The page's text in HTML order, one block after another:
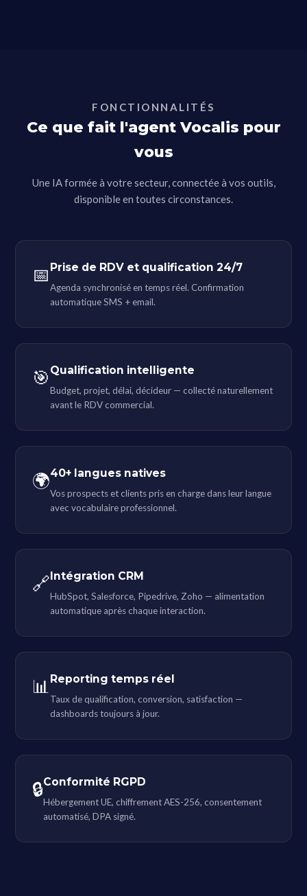
FONCTIONNALITÉS
Ce que fait l'agent Vocalis pour
vous
Une IA formée à votre secteur, connectée à vos outils,
disponible en toutes circonstances.
📅 Prise de RDV et qualification 24/7
Agenda synchronisé en temps réel. Confirmation
automatique SMS + email.
🎯 Qualification intelligente
Budget, projet, délai, décideur — collecté naturellement
avant le RDV commercial.
🌍40+ langues natives
Vos prospects et clients pris en charge dans leur langue
avec vocabulaire professionnel.
🔗Intégration CRM
HubSpot, Salesforce, Pipedrive, Zoho — alimentation
automatique après chaque interaction.
📊 Reporting temps réel
Taux de qualification, conversion, satisfaction —
dashboards toujours à jour.
🔒Conformité RGPD
Hébergement UE, chiffrement AES-256, consentement
automatisé, DPA signé.